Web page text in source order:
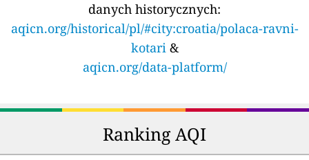
danych historycznych:
aqicn.org/historical/pl/#city:croatia/polaca-ravni-
kotari&
aqicn.org/data-platform/
Ranking AQI